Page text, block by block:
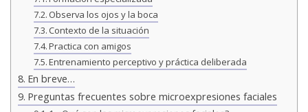
Observa los ojos y la boca
Contexto de la situación
Practica con amigos
Entrenamiento perceptivo y práctica deliberada
En breve…
Preguntas frecuentes sobre microexpresiones faciales